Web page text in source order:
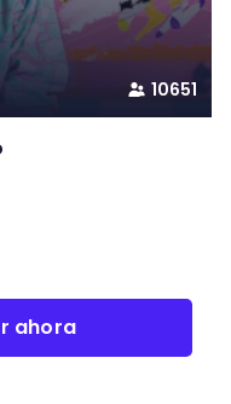
10651
ahora